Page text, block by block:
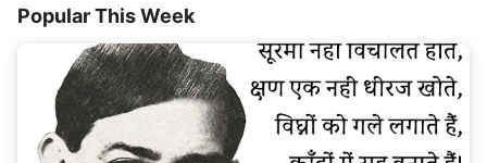
Popular This Week